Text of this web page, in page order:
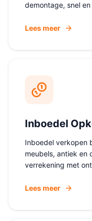
demontage, snel en
Lees meer
Inboedel
Inboedel verkopen
meubels, antiek en
verrekening met
Lees meer